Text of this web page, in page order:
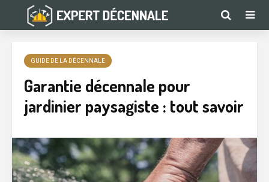
GUIDE DE LA DÉCENNALE
Garantie décennale pour
jardinier paysagiste : tout savoir